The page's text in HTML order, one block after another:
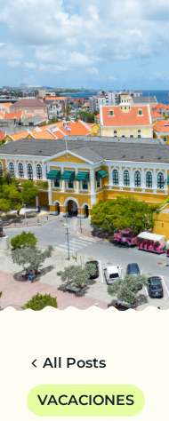
ES
VIAJES
CHARTER
ACERCA DE
CONSEJOS
CONTACTO
All Posts
VACACIONES